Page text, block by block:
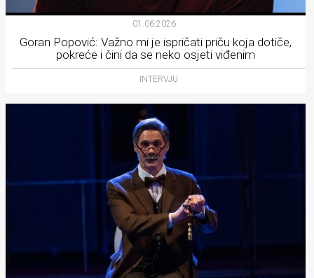
01.06.2026.
Goran Popović: Važno mi je ispričati priču koja dotiče,
pokreće i čini da se neko osjeti viđenim
INTERVJU